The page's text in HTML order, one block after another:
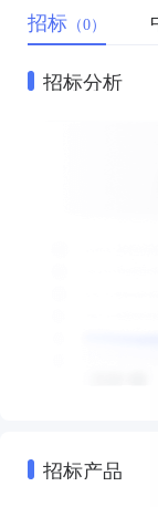
招标 （0）
招标分析
招标产品